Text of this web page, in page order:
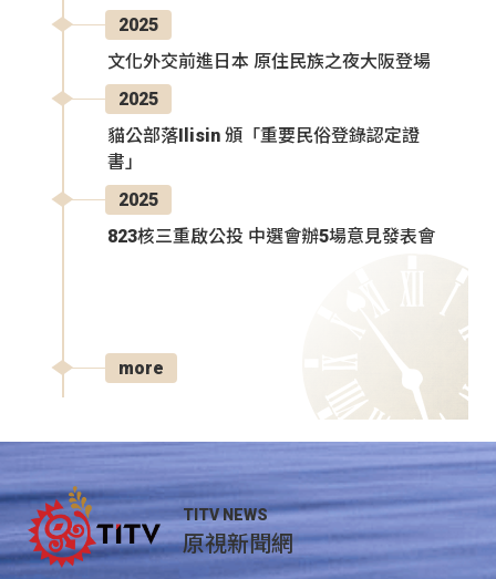
2025
文化外交前進日本 原住民族之夜大阪登場
2025
貓公部落Ilisin 頒「重要民俗登錄認定證
書」
2025
823核三重啟公投 中選會辦5場意見發表會
more
TITV NEWS
原視新聞網